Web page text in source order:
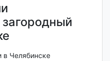
в Челябинске